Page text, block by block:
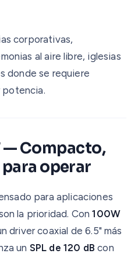
corporativas,
al aire libre, iglesias
donde se requiere
potencia.
— Compacto,
operar
para aplicaciones
la prioridad. Con100W
driver coaxial de 6.5" más
un SPL de 120 dB con